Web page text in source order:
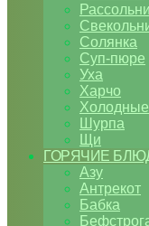
Солянка
Суп-пюре
Уха
Харчо
Шурпа
Щи
ГОРЯЧИЕ
Азу
Антрекот
Бабка